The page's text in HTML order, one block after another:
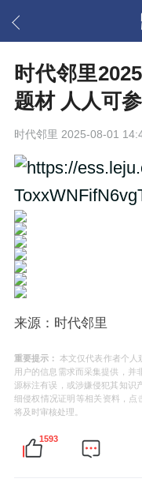
时代邻里
题材 人人可参
时代邻里 2025-08-01
来源：时代邻里
重要提示： 本文仅代表作者个人
用户的信息需求而采集提供，并
源标注有误，或涉嫌侵犯其知识
细侵权情况证明等相关资料，点
将及时审核处理。
1593